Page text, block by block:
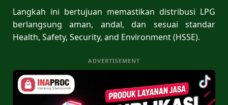
Langkah ini bertujuan memastikan distribusi LPG
berlangsung aman, andal, dan sesuai standar
Health, Safety, Security, and Environment (HSSE).
ADVERTISEMENT